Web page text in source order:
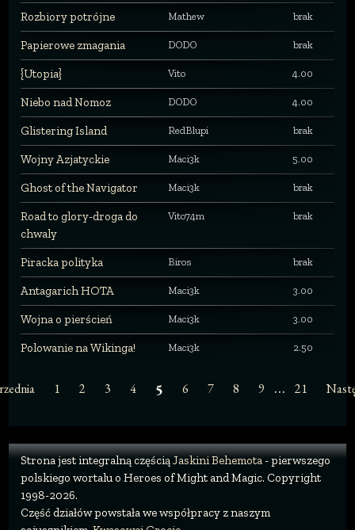
Rozbiory potrójne Mathew brak
Papierowe zmagania DODO brak
{Utopia} Vito 4.00
Niebo nad Nomoz DODO 4.00
Glistering Island RedBlupi brak
Wojny Azjatyckie Maci3k 5.00
Ghost of the Navigator Maci3k brak
Road to glory-droga do
chwaly
Vito74m brak
Piracka polityka Biros brak
Antagarich HOTA Maci3k 3.00
Wojna o pierścień Maci3k 3.00
Polowanie na Wikinga! Maci3k 2.50
1 2 3 4 5 6 7 8 9 … 21
Strona jest integralną częściąJaskini Behemota- pierwszego
polskiego wortalu o Heroes of Might and Magic. Copyright
1998-2026.
Część działów powstała we współpracy z naszym